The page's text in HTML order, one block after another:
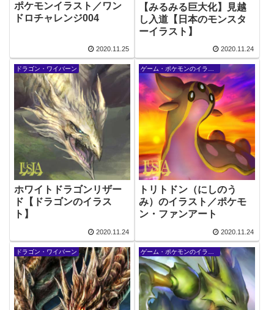
ポケモンイラスト／ワン
ドロチャレンジ004
2020.11.25
【みるみる巨大化】見越
し入道【日本のモンスタ
ーイラスト】
2020.11.24
ドラゴン・ワイバーン
ホワイトドラゴンリザー
ド【ドラゴンのイラス
ト】
2020.11.24
トリトドン（にしのう
み）のイラスト／ポケモ
ン・ファンアート
2020.11.24
ドラゴン・ワイバーン